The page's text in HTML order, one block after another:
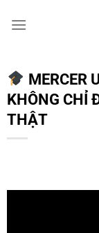
đến
MERCER
KHÔNG CHỈ
THẬT